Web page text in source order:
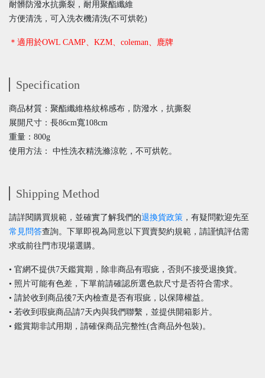
耐髒防潑水抗撕裂，耐用聚酯纖維
方便清洗，可入洗衣機清洗(不可烘乾)
＊適用於OWL CAMP、KZM、coleman、鹿牌
Specification
商品材質：聚酯纖維格紋棉感布，防潑水，抗撕裂
展開尺寸：長86cm寬108cm
重量：800g
使用方法： 中性洗衣精洗滌涼乾，不可烘乾。
Shipping Method
請詳閱購買規範，並確實了解我們的退換貨政策 ，有疑問歡迎先至
常見問答查詢。下單即視為同意以下買賣契約規範，請謹慎評估需
求或前往門市現場選購。
• 官網不提供7天鑑賞期，除非商品有瑕疵，否則不接受退換貨。
• 照片可能有色差，下單前請確認所選色款尺寸是否符合需求。
• 請於收到商品後7天內檢查是否有瑕疵，以保障權益。
• 若收到瑕疵商品請7天內與我們聯繫，並提供開箱影片。
• 鑑賞期非試用期，請確保商品完整性(含商品外包裝)。